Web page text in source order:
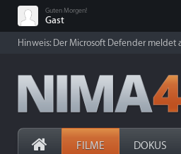
Guten Morgen!
Gast
Hinweis: Der Microsoft Defender
FILME DOKUS